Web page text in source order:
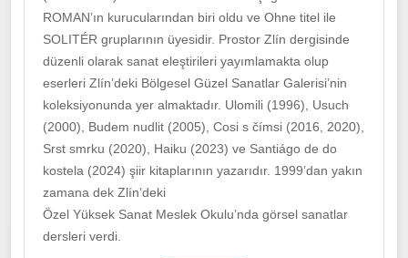
ROMAN’ın kurucularından biri oldu ve Ohne titel ile
SOLITÉR gruplarının üyesidir. Prostor Zlín dergisinde
düzenli olarak sanat eleştirileri yayımlamakta olup
eserleri Zlín’deki Bölgesel Güzel Sanatlar Galerisi’nin
koleksiyonunda yer almaktadır. Ulomili (1996), Usuch
(2000), Budem nudlit (2005), Cosi s čímsi (2016, 2020),
Srst smrku (2020), Haiku (2023) ve Santiágo de do
kostela (2024) şiir kitaplarının yazarıdır. 1999’dan yakın
zamana dek Zlín’deki
Özel Yüksek Sanat Meslek Okulu’nda görsel sanatlar
dersleri verdi.